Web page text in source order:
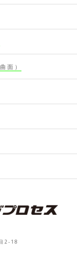
面）
2-18